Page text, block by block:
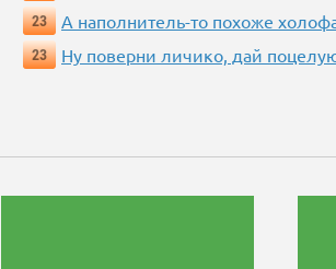
23
А наполнитель-то похоже
23
Ну поверни личико, дай